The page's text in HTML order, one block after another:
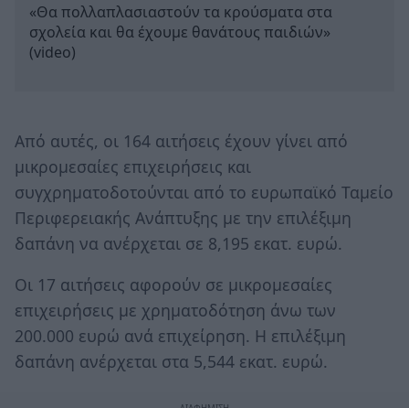
«Θα πολλαπλασιαστούν τα κρούσματα στα
σχολεία και θα έχουμε θανάτους παιδιών»
(video)
Από αυτές, οι 164 αιτήσεις έχουν γίνει από
μικρομεσαίες επιχειρήσεις και
συγχρηματοδοτούνται από το ευρωπαϊκό Ταμείο
Περιφερειακής Ανάπτυξης με την επιλέξιμη
δαπάνη να ανέρχεται σε 8,195 εκατ. ευρώ.
Οι 17 αιτήσεις αφορούν σε μικρομεσαίες
επιχειρήσεις με χρηματοδότηση άνω των
200.000 ευρώ ανά επιχείρηση. Η επιλέξιμη
δαπάνη ανέρχεται στα 5,544 εκατ. ευρώ.